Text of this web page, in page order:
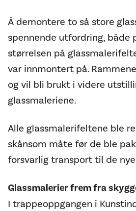
Å demontere to så store
spennende utfordring, både
størrelsen på
var innmontert på.
og vil bli brukt i videre
glassmaleriene.
Alle glassmalerifeltene ble
skånsom måte før de ble
forsvarlig transport til de
Glassmalerier frem fra
I trappeoppgangen i